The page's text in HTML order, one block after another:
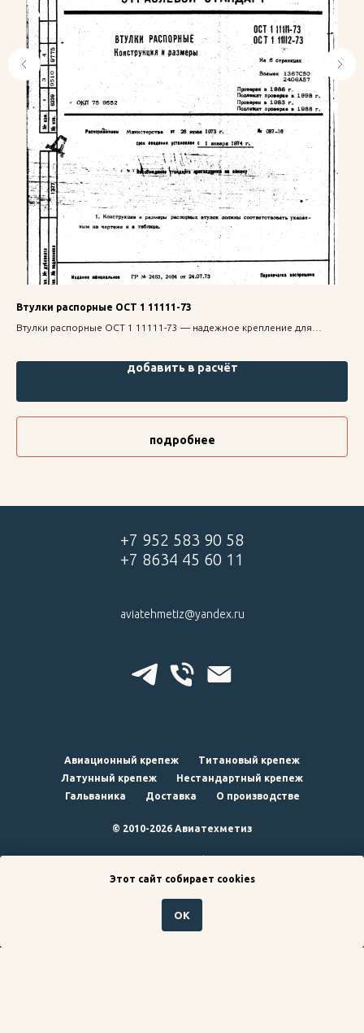
Втулки распорные ОСТ 1 11111-73
Втулки распорные ОСТ 1 11111-73 — надежное крепление для
добавить в расчёт
подробнее
+7 952 583 90 58
+7 8634 45 60 11
aviatehmetiz@yandex.ru
Авиационный крепеж
Титановый крепеж
Латунный крепеж
Нестандартный крепеж
Гальваника
Доставка О производстве
© 2010-2026 Авиатехметиз
наверх
Этот сайт собирает cookies
ОК